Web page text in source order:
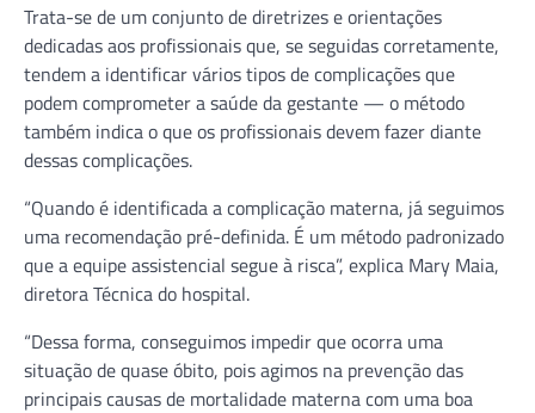
Trata-se de um conjunto de diretrizes e orientações
dedicadas aos profissionais que, se seguidas corretamente,
tendem a identificar vários tipos de complicações que
podem comprometer a saúde da gestante — o método
também indica o que os profissionais devem fazer diante
dessas complicações.
“Quando é identificada a complicação materna, já seguimos
uma recomendação pré-definida. É um método padronizado
que a equipe assistencial segue à risca”, explica Mary Maia,
diretora Técnica do hospital.
“Dessa forma, conseguimos impedir que ocorra uma
situação de quase óbito, pois agimos na prevenção das
principais causas de mortalidade materna com uma boa